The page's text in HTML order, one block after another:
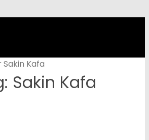
Sakin Kafa
Sakin Kafa